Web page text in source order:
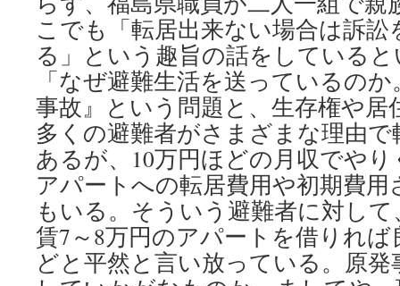
こでも「転居出来ない場合は訴
る」という趣旨の話をしている
「なぜ避難生活を送っているの
事故』という問題と、生存権や居
多くの避難者がさまざまな理由
あるが、10万円ほどの月収でや
アパートへの転居費用や初期費
もいる。そういう避難者に対し
賃7～8万円のアパートを借りれ
どと平然と言い放っている。原